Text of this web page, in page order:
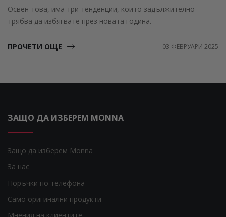
Освен това, има три тенденции, които задължително
трябва да избягвате през новата година.
ПРОЧЕТИ ОЩЕ 03 ФЕВРУАРИ 2025
ЗАЩО ДА ИЗБЕРЕМ MONNA
Защо да изберем Monna
За нас
Поръчки по телефона
Само оригинални продукти